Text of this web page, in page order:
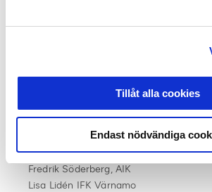
Tillåt alla cookies
Endast nödvändiga
Jens T Andersson, SEF
Alf Johansson, Djurgårdens IF
SvFF:s representantskap
Stefan Andreasson, IF Elfsborg
Fredrik Söderberg, AIK
Lisa Lidén IFK Värnamo